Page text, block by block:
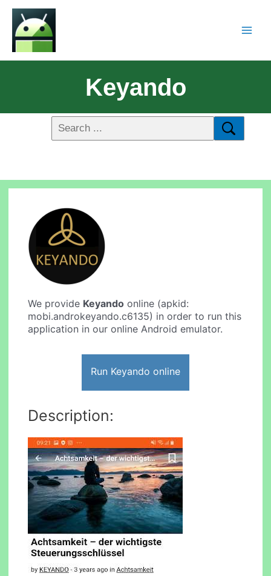
Keyando
We provide Keyando online (apkid:
mobi.androkeyando.c6135) in order to run this
application in our online Android emulator.
Run Keyando online
Description: